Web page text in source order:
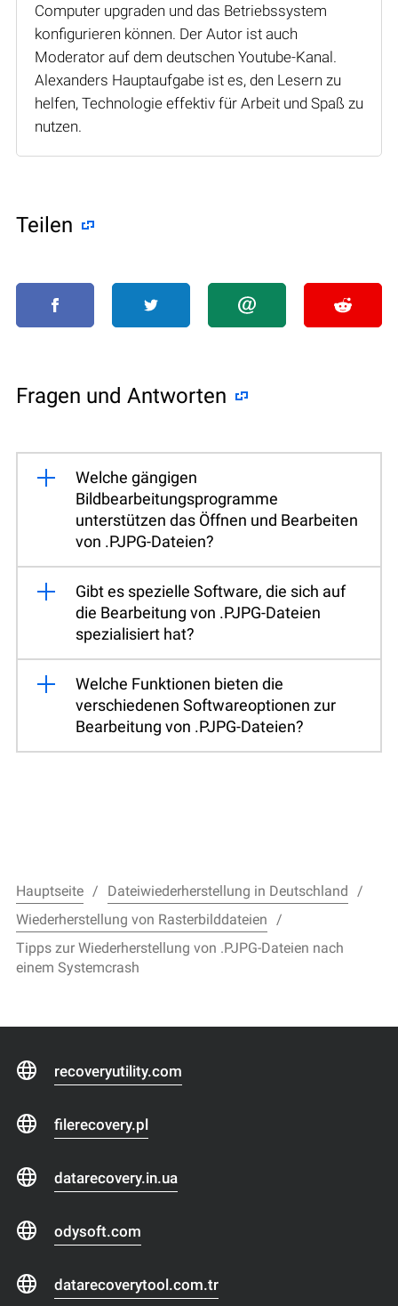
Computer upgraden und das Betriebssystem
konfigurieren können. Der Autor ist auch
Moderator auf dem deutschen Youtube-Kanal.
Alexanders Hauptaufgabe ist es, den Lesern zu
helfen, Technologie effektiv für Arbeit und Spaß zu
nutzen.
Teilen
Fragen und Antworten
Welche gängigen
Bildbearbeitungsprogramme
unterstützen das Öffnen und Bearbeiten
von .PJPG-Dateien?
Gibt es spezielle Software, die sich auf
die Bearbeitung von .PJPG-Dateien
spezialisiert hat?
Welche Funktionen bieten die
verschiedenen Softwareoptionen zur
Bearbeitung von .PJPG-Dateien?
Hauptseite
Dateiwiederherstellung in Deutschland
Wiederherstellung von Rasterbilddateien
Tipps zur Wiederherstellung von .PJPG-Dateien nach
einem Systemcrash
recoveryutility.com
filerecovery.pl
datarecovery.in.ua
odysoft.com
datarecoverytool.com.tr